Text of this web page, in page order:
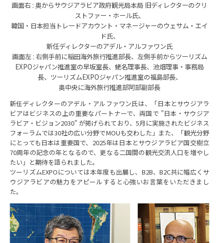
画面右 : 奥からサウジアラビア政府観光局本局 旧ディレクターのクリ
ストファー・ホール氏、
韓国・日本担当トレードアカウント・マネージャーのウェサム・エイ
ド氏、
新任ディレクターのアデル・アルファワン氏
画面左 : 右側手前に稲田海外旅行推進部長、左側手前からツーリズム
EXPOジャパン推進室の早坂室長、蛯名理事長、池畑理事・事務局
長、ツーリズムEXPOジャパン推進室の福島部長、
奥中央に海外旅行推進部阿部副部長
新任ディレクターのアデル・アルファワン氏は、「日本とサウジアラ
ビアはビジネスの上の重要なパートナーで、両国で ”日本・サウジア
ラビア・ビジョン2030” が掲げられており、5月に実施されたビジネス
フォーラムでは30社の広い分野でMOUも交わした」また、「観光分野
にとっても日本は重要国で、2025年は日本とサウジアラビア国交樹立
70周年の記念の年となるので、更なる二国間の観光交流人口を増やし
たい」と期待を語られました。
ツーリズムEXPOについては本年度も出展し、B2B、B2C共に幅広くサ
ウジアラビアの魅力をアピールすると心強いお言葉をいただきまし
た。